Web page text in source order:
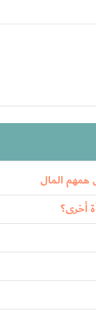
همهم المال
أخرى؟